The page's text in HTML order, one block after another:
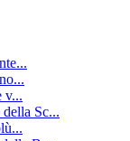
v...
Sc...